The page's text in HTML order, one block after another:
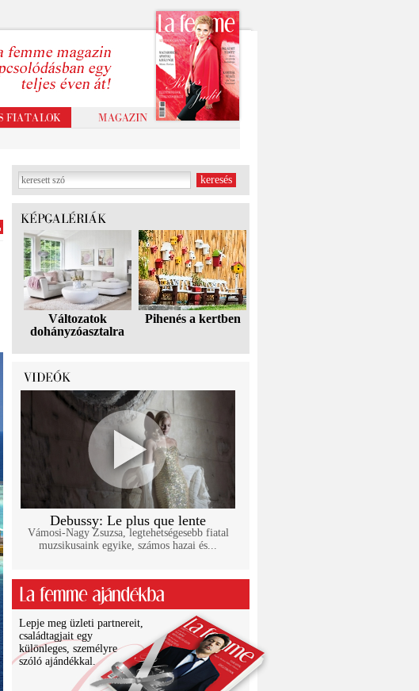
Változatok
dohányzóasztalra
Pihenés a kertben
Debussy: Le plus que lente
Vámosi-Nagy Zsuzsa, legtehetségesebb fiatal
muzsikusaink egyike, számos hazai és...
Lepje meg üzleti partnereit,
családtagjait egy
különleges, személyre
szóló ajándékkal.